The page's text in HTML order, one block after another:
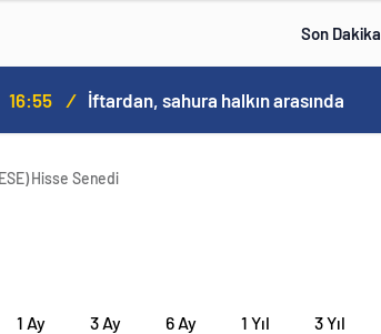
Son Dakika
16:55 / İftardan, sahura halkın arasında
Hisse Senedi
1 Ay 3 Ay 6 Ay 1 Yıl 3 Yıl